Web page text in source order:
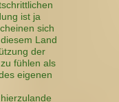
ist ja
sich
Land
der
fühlen als
eigenen